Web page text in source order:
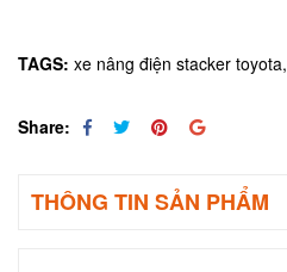
TAGS: xe nâng điện stacker toyota,
Share:
THÔNG TIN SẢN PHẨM